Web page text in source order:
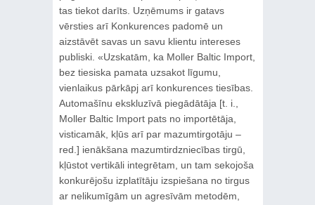
tas tiekot darīts. Uzņēmums ir gatavs
vērsties arī Konkurences padomē un
aizstāvēt savas un savu klientu intereses
publiski. «Uzskatām, ka Moller Baltic Import,
bez tiesiska pamata uzsakot līgumu,
vienlaikus pārkāpj arī konkurences tiesības.
Automašīnu ekskluzīvā piegādātāja [t. i.,
Moller Baltic Import pats no importētāja,
visticamāk, kļūs arī par mazumtirgotāju –
red.] ienākšana mazumtirdzniecības tirgū,
kļūstot vertikāli integrētam, un tam sekojoša
konkurējošu izplatītāju izspiešana no tirgus
ar nelikumīgām un agresīvām metodēm,